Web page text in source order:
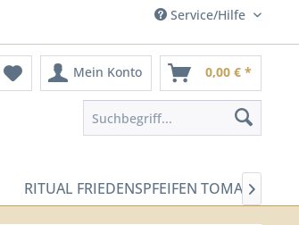
Service/Hilfe
Mein Konto 0,00 € *
RITUAL FRIEDENSPFEIFEN TOMAHAWK
